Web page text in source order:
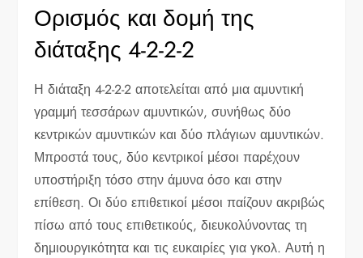
Ορισμός και δομή της
διάταξης 4-2-2-2
Η διάταξη 4-2-2-2 αποτελείται από μια αμυντική
γραμμή τεσσάρων αμυντικών, συνήθως δύο
κεντρικών αμυντικών και δύο πλάγιων αμυντικών.
Μπροστά τους, δύο κεντρικοί μέσοι παρέχουν
υποστήριξη τόσο στην άμυνα όσο και στην
επίθεση. Οι δύο επιθετικοί μέσοι παίζουν ακριβώς
πίσω από τους επιθετικούς, διευκολύνοντας τη
δημιουργικότητα και τις ευκαιρίες για γκολ. Αυτή η